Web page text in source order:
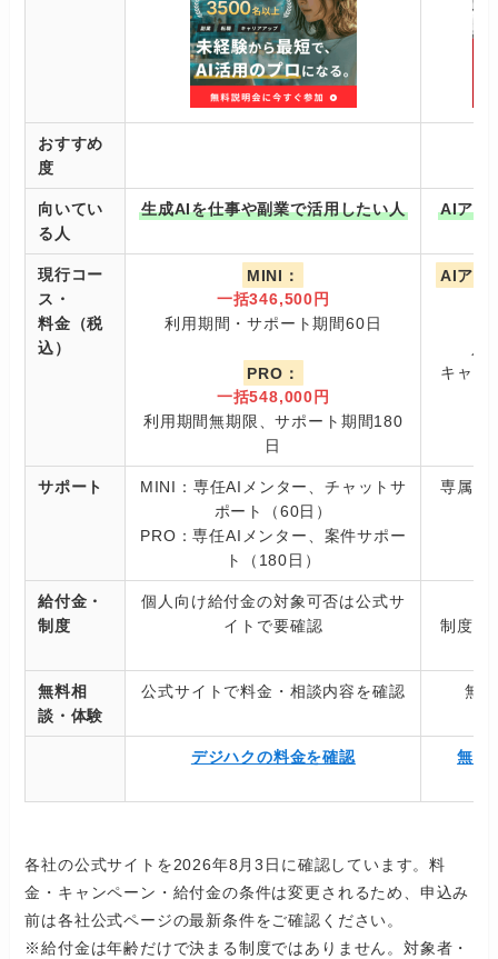
おすすめ
度
向いてい
る人
生成AIを仕事や副業で活用したい人 AIアプ
現行コー
ス・
料金（税
込）
MINI：
一括346,500円
利用期間・サポート期間60日
PRO：
一括548,000円
利用期間無期限、サポート期間180
日
AIアプ
キャン
サポート
MINI：専任AIメンター、チャットサ
ポート（60日）
PRO：専任AIメンター、案件サポー
ト（180日）
専属エ
給付金・
制度
個人向け給付金の対象可否は公式サ
イトで要確認
制度・
無料相
談・体験
公式サイトで料金・相談内容を確認 無
デジハクの料金を確認 無料
各社の公式サイトを2026年8月3日に確認しています。料
金・キャンペーン・給付金の条件は変更されるため、申込み
前は各社公式ページの最新条件をご確認ください。
※給付金は年齢だけで決まる制度ではありません。対象者・